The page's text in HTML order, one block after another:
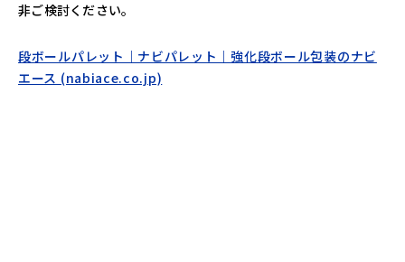
非ご検討ください。
段ボールパレット｜ナビパレット｜強化段ボール包装のナビ
エース (nabiace.co.jp)